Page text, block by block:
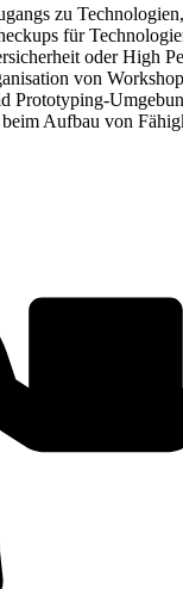
zu
für
oder High
von
Prototyping-
Aufbau von